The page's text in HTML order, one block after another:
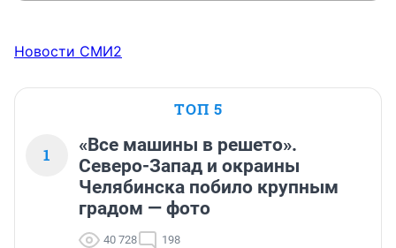
Новости СМИ2
ТОП 5
1
«Все машины в решето».
Северо-Запад и окраины
Челябинска побило крупным
градом — фото
40 728 198